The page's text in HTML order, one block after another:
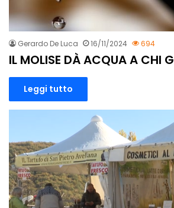
Gerardo De Luca 16/11/2024 694
IL MOLISE DÀ ACQUA A CHI
Leggi tutto